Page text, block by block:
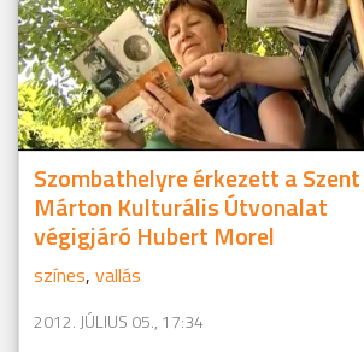
Szombathelyre érkezett a Szent
Márton Kulturális Útvonalat
végigjáró Hubert Morel
színes, vallás
2012. JÚLIUS 05., 17:34